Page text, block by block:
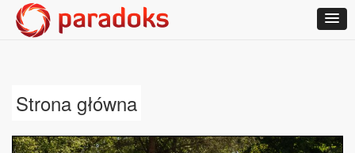
Strona główna